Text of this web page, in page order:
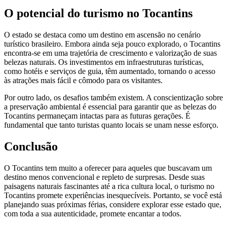
O potencial do turismo no Tocantins
O estado se destaca como um destino em ascensão no cenário
turístico brasileiro. Embora ainda seja pouco explorado, o Tocantins
encontra-se em uma trajetória de crescimento e valorização de suas
belezas naturais. Os investimentos em infraestruturas turísticas,
como hotéis e serviços de guia, têm aumentado, tornando o acesso
às atrações mais fácil e cômodo para os visitantes.
Por outro lado, os desafios também existem. A conscientização sobre
a preservação ambiental é essencial para garantir que as belezas do
Tocantins permaneçam intactas para as futuras gerações. É
fundamental que tanto turistas quanto locais se unam nesse esforço.
Conclusão
O Tocantins tem muito a oferecer para aqueles que buscavam um
destino menos convencional e repleto de surpresas. Desde suas
paisagens naturais fascinantes até a rica cultura local, o turismo no
Tocantins promete experiências inesquecíveis. Portanto, se você está
planejando suas próximas férias, considere explorar esse estado que,
com toda a sua autenticidade, promete encantar a todos.